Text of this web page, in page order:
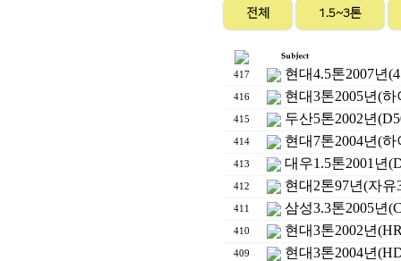
전체 1.5~3톤
417 현대4.5톤2007년
416 현대3톤2005년(
415 두산5톤2002년
414 현대7톤2004년(
413 대우1.5톤2001년
412 현대2톤97년(자
411 삼성3.3톤2005년
410 현대3톤2002년
409 현대3톤2004년